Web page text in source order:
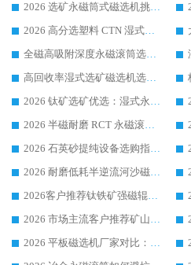
2026 选矿永磁筒式磁选机挑选干货：华体会手机网页版-华体会(中国) 源头厂，绿色高效实力出众
2026 高分选塑料 CTN 湿式顺流磁选机选购指南，靠谱源头厂家华体会手机网页版-华体会(中国) 详解
全磁高吸附深度永磁滚筒选购指南 业内口碑稳定磁电设备生产厂家详细推荐
高回收率湿式选矿磁选机选购指南 业内口碑磁电设备生产厂家实力解析
2026 钛矿选矿优选：湿式永磁筒式磁选机源头厂家华体会手机网页版-华体会(中国) 综合解析
2026 半磁耐磨 RCT 永磁滚筒选购指南，临朐源头生产厂家华体会手机网页版-华体会(中国) 实测分享
2026 石英砂提纯设备选购指南：华体会手机网页版-华体会(中国) 提纯磁选机厂家综合解读
2026 耐磨低耗半逆流河沙磁选机选购指南 临朐产业集群源头厂华体会手机网页版-华体会(中国) 详细解析
2026客户推荐钛铁矿强磁辊式磁选机，临朐靠谱生产厂家华体会手机网页版-华体会(中国) 详解
2026 市场主流客户推荐矿山磁选机靠谱生产厂家选华体会手机网页版-华体会(中国)
2026 平板磁选机厂家对比：现场实测、真实案例与靠谱厂家推荐